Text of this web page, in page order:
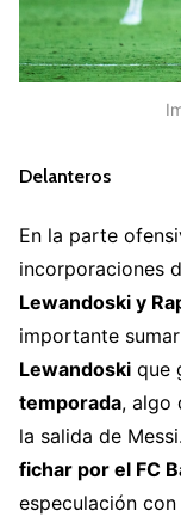
Delanteros
En la parte
incorporaciones
Lewandoski y
importante
Lewandoski que
temporada, algo
la salida de
fichar por el FC
especulación